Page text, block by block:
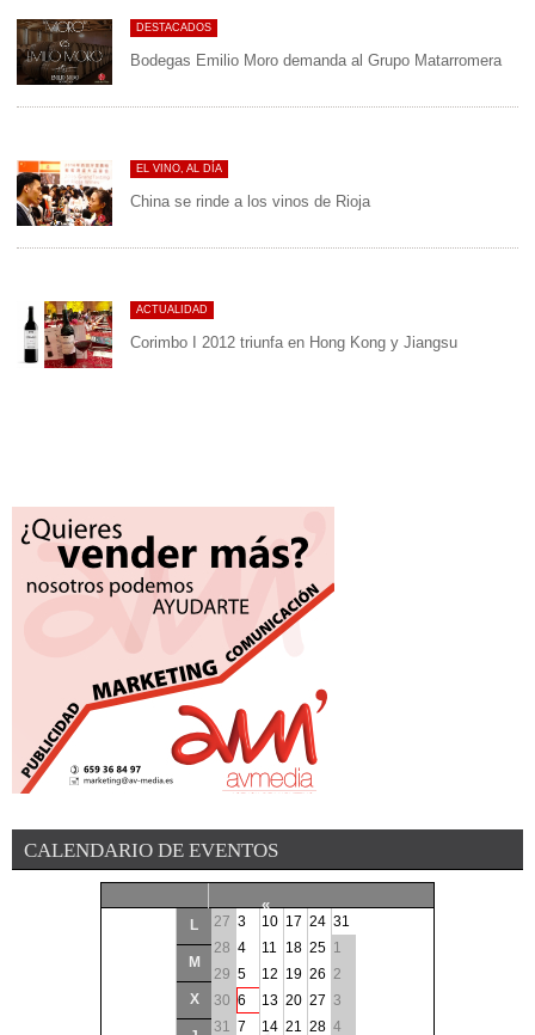
DESTACADOS
Bodegas Emilio Moro demanda al Grupo Matarromera
EL VINO, AL DÍA
China se rinde a los vinos de Rioja
ACTUALIDAD
Corimbo I 2012 triunfa en Hong Kong y Jiangsu
CALENDARIO DE EVENTOS
«
<
Agosto
L
M
X
27
28
29
30
31
3
4
5
6
7
10
11
12
13
14
17
18
19
20
21
24
25
26
27
28
31
1
2
3
4